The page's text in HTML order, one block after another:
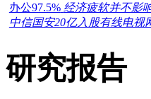
办公97.5% 经济疲软并不影
中信国安20亿入股有线电视
研究报告